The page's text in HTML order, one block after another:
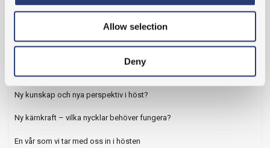
Allow selection
Deny
Ny kunskap och nya perspektiv i höst?
Ny kärnkraft – vilka nycklar behöver fungera?
En vår som vi tar med oss in i hösten